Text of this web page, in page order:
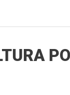
PO